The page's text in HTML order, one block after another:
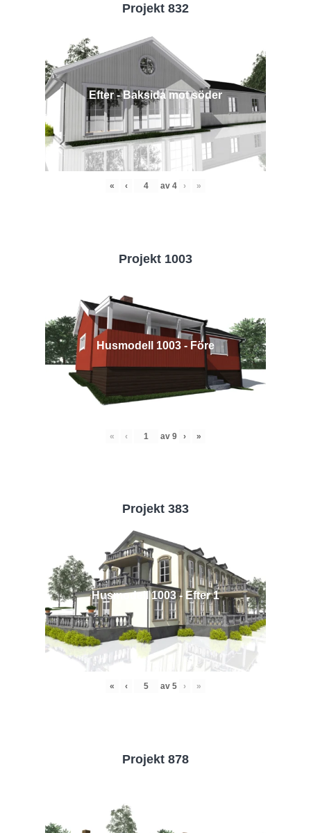
Projekt 832
Efter - Baksida mot söder
« ‹ av 4 › »
Projekt 1003
Husmodell 1003 - Före
« ‹ av 9 › »
Projekt 383
Husmodell 1003 - Efter 1
« ‹ av 5 › »
Projekt 878